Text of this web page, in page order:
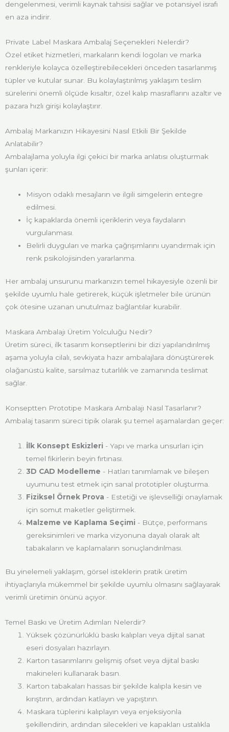
dengelenmesi, verimli kaynak tahsisi sağlar ve potansiyel israfı
en aza indirir.
Private Label Maskara Ambalaj Seçenekleri Nelerdir?
Özel etiket hizmetleri, markaların kendi logoları ve marka
renkleriyle kolayca özelleştirebilecekleri önceden tasarlanmış
tüpler ve kutular sunar. Bu kolaylaştırılmış yaklaşım teslim
sürelerini önemli ölçüde kısaltır, özel kalıp masraflarını azaltır ve
pazara hızlı girişi kolaylaştırır.
Ambalaj Markanızın Hikayesini Nasıl Etkili Bir Şekilde
Anlatabilir?
Ambalajlama yoluyla ilgi çekici bir marka anlatısı oluşturmak
şunları içerir:
Misyon odaklı mesajların ve ilgili simgelerin entegre
edilmesi.
İç kapaklarda önemli içeriklerin veya faydaların
vurgulanması.
Belirli duyguları ve marka çağrışımlarını uyandırmak için
renk psikolojisinden yararlanma.
Her ambalaj unsurunu markanızın temel hikayesiyle özenli bir
şekilde uyumlu hale getirerek, küçük işletmeler bile ürünün
çok ötesine uzanan unutulmaz bağlantılar kurabilir.
Maskara Ambalajı Üretim Yolculuğu Nedir?
Üretim süreci, ilk tasarım konseptlerini bir dizi yapılandırılmış
aşama yoluyla cilalı, sevkiyata hazır ambalajlara dönüştürerek
olağanüstü kalite, sarsılmaz tutarlılık ve zamanında teslimat
sağlar.
Konseptten Prototipe Maskara Ambalajı Nasıl Tasarlanır?
Ambalaj tasarım süreci tipik olarak şu temel aşamalardan geçer:
İlk Konsept Eskizleri - Yapı ve marka unsurları için
temel fikirlerin beyin fırtınası.
3D CAD Modelleme - Hatları tanımlamak ve bileşen
uyumunu test etmek için sanal prototipler oluşturma.
Fiziksel Örnek Prova - Estetiği ve işlevselliği onaylamak
için somut maketler geliştirmek.
Malzeme ve Kaplama Seçimi - Bütçe, performans
gereksinimleri ve marka vizyonuna dayalı olarak alt
tabakaların ve kaplamaların sonuçlandırılması.
Bu yinelemeli yaklaşım, görsel isteklerin pratik üretim
ihtiyaçlarıyla mükemmel bir şekilde uyumlu olmasını sağlayarak
verimli üretimin önünü açıyor.
Temel Baskı ve Üretim Adımları Nelerdir?
Yüksek çözünürlüklü baskı kalıpları veya dijital sanat
eseri dosyaları hazırlayın.
Karton tasarımlarını gelişmiş ofset veya dijital baskı
makineleri kullanarak basın.
Karton tabakaları hassas bir şekilde kalıpla kesin ve
kırıştırın, ardından katlayın ve yapıştırın.
Maskara tüplerini kalıplayın veya enjeksiyonla
şekillendirin, ardından silecekleri ve kapakları ustalıkla